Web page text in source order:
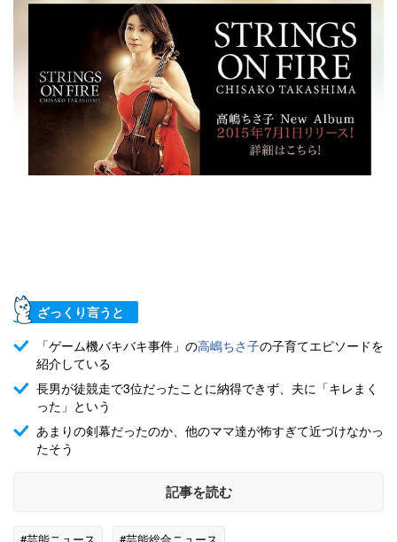
ざっくり言うと
「ゲーム機バキバキ事件」の高嶋ちさ子の子育てエピソードを
紹介している
長男が徒競走で3位だったことに納得できず、夫に「キレまく
った」という
あまりの剣幕だったのか、他のママ達が怖すぎて近づけなかっ
たそう
記事を読む
#芸能ニュース
#芸能総合ニュース